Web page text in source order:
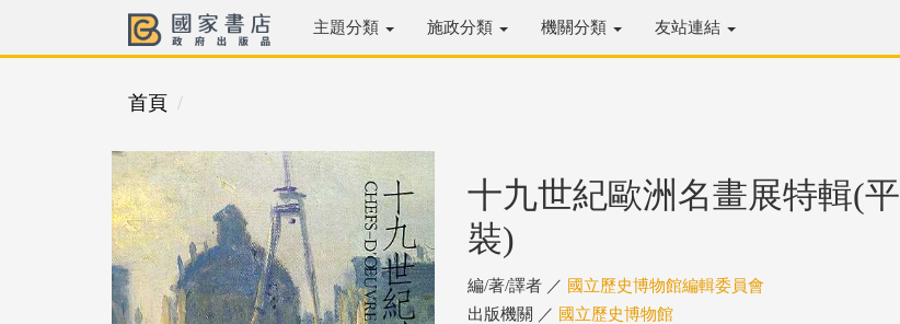
主題分類 施政分類 機關分類 友站連結
首頁
十九世紀歐洲名畫展特輯(平
裝)
編/著/譯者 ／ 國立歷史博物館編輯委員會
出版機關 ／ 國立歷史博物館